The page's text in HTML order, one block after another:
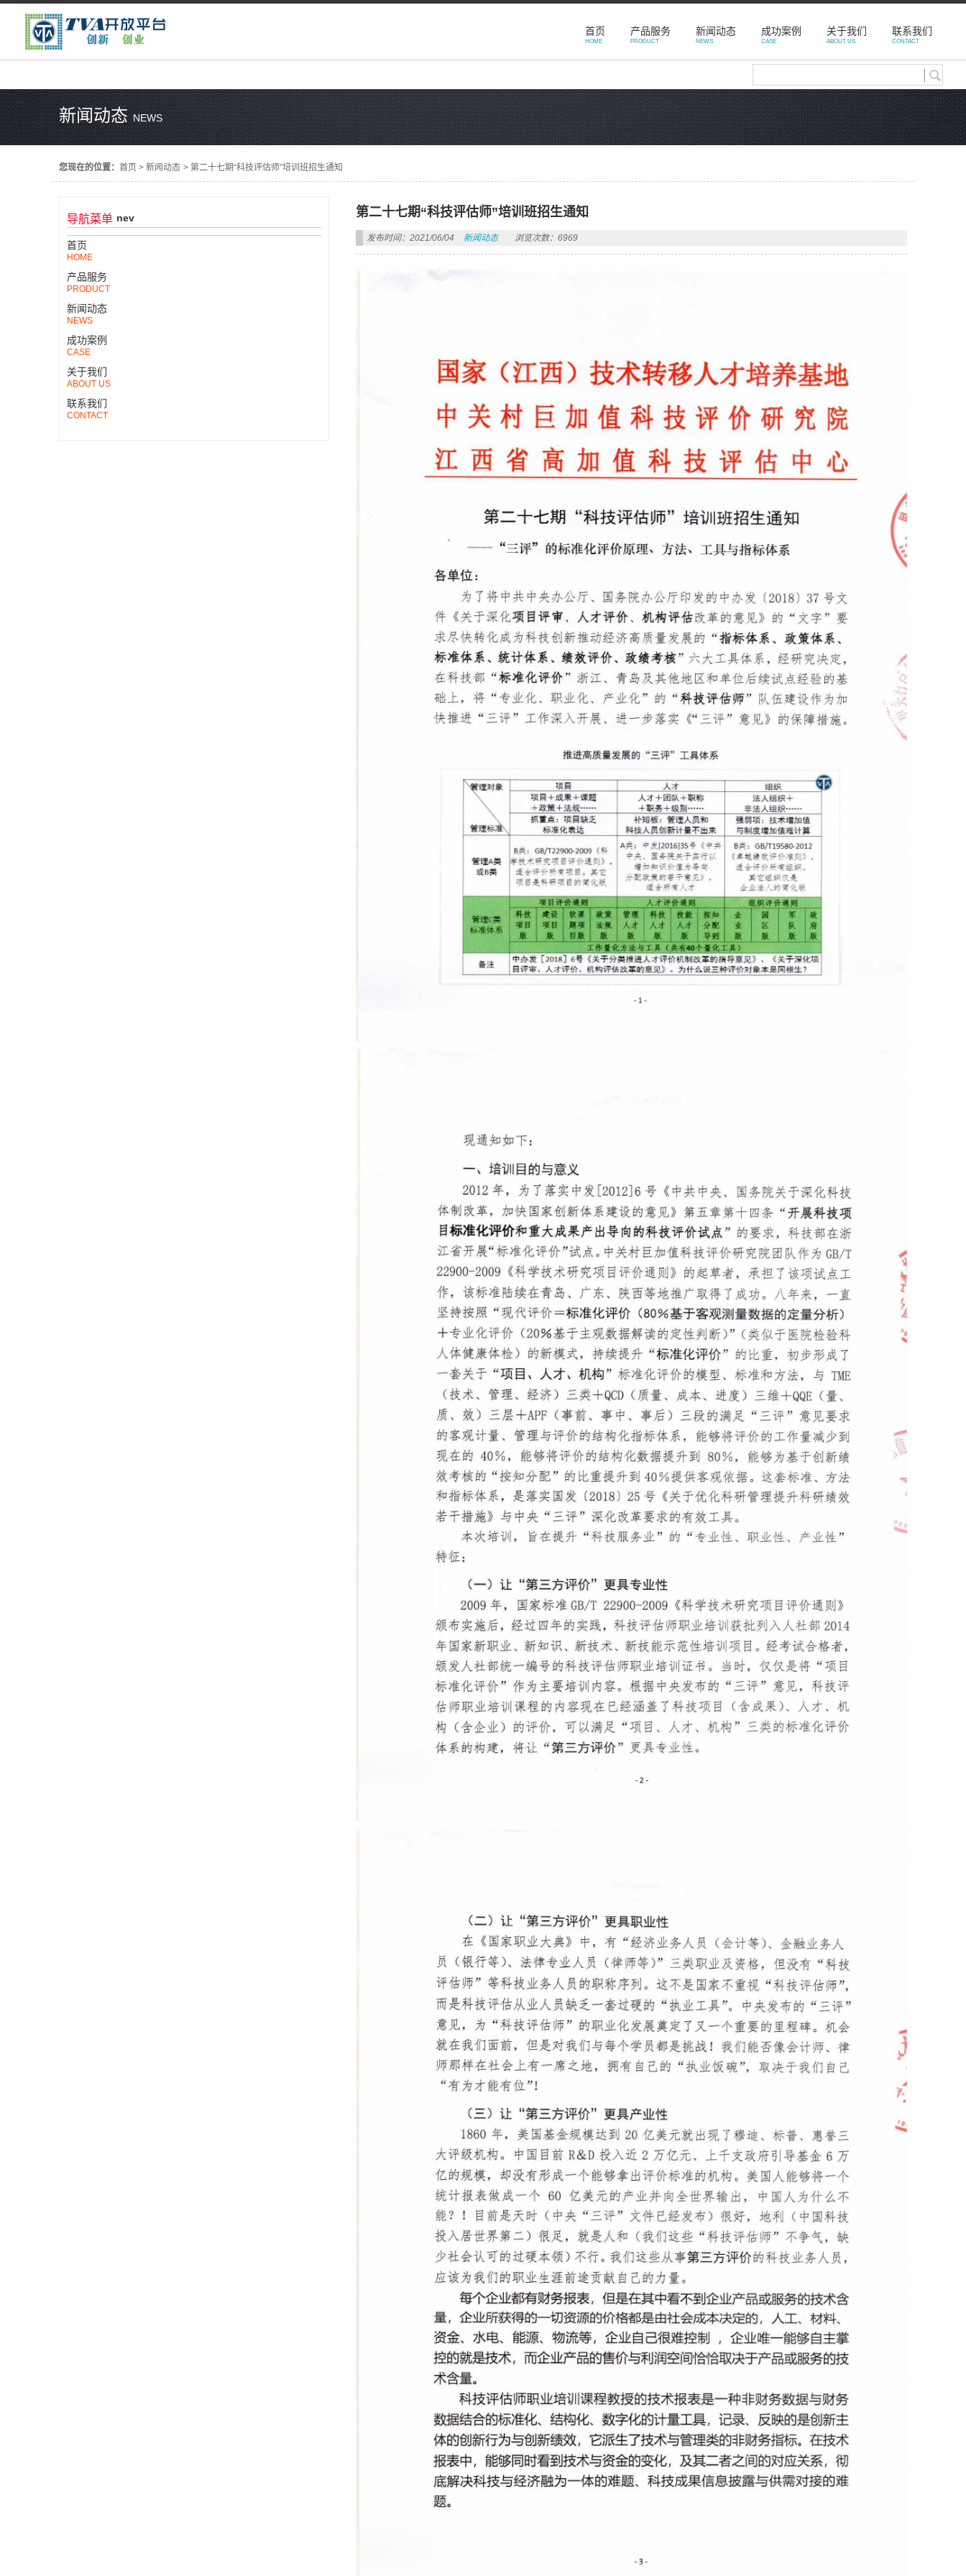
首页
HOME
产品服务
PRODUCT
新闻动态
NEWS
成功案例
CASE
关于我们
ABOUT US
联系我们
CONTACT
新闻动态NEWS
您现在的位置： 首页 > 新闻动态 > 第二十七期“科技评估师”培训班招生通知
导航菜单 nev
首页
HOME
产品服务
PRODUCT
新闻动态
NEWS
成功案例
CASE
关于我们
ABOUT US
联系我们
CONTACT
第二十七期“科技评估师”培训班招生通知
发布时间：2021/06/04 新闻动态 浏览次数：6969